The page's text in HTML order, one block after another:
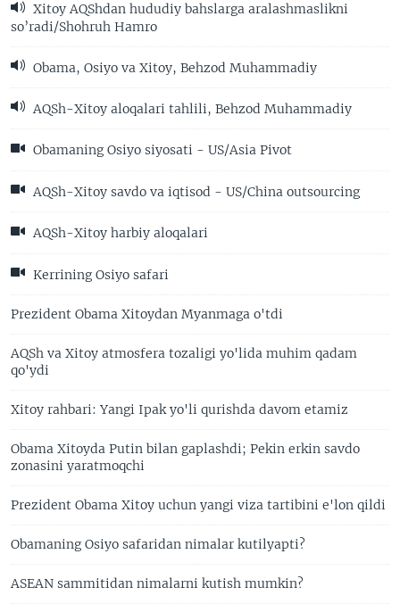
Xitoy AQShdan hududiy bahslarga aralashmaslikni
so’radi/Shohruh Hamro
Obama, Osiyo va Xitoy, Behzod Muhammadiy
AQSh-Xitoy aloqalari tahlili, Behzod Muhammadiy
Obamaning Osiyo siyosati - US/Asia Pivot
AQSh-Xitoy savdo va iqtisod - US/China outsourcing
AQSh-Xitoy harbiy aloqalari
Kerrining Osiyo safari
Prezident Obama Xitoydan Myanmaga o'tdi
AQSh va Xitoy atmosfera tozaligi yo'lida muhim qadam
qo'ydi
Xitoy rahbari: Yangi Ipak yo'li qurishda davom etamiz
Obama Xitoyda Putin bilan gaplashdi; Pekin erkin savdo
zonasini yaratmoqchi
Prezident Obama Xitoy uchun yangi viza tartibini e'lon qildi
Obamaning Osiyo safaridan nimalar kutilyapti?
ASEAN sammitidan nimalarni kutish mumkin?